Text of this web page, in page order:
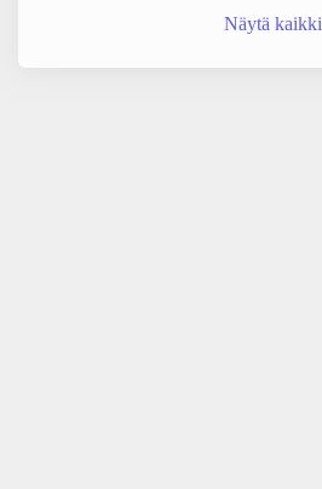
Näytä kaikki